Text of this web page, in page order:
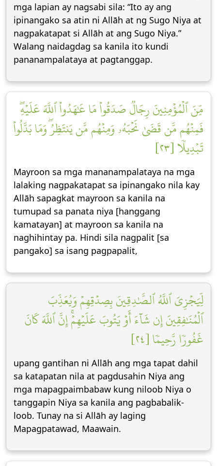
mga lapian ay nagsabi sila: “Ito ay ang
ipinangako sa atin ni Allāh at ng Sugo Niya at
nagpakatapat si Allāh at ang Sugo Niya.”
Walang naidagdag sa kanila ito kundi
pananampalataya at pagtanggap.
مِّنَ ٱلۡمُؤۡمِنِينَ رِجَالٞ صَدَقُواْ مَا عَٰهَدُواْ ٱللَّهَ عَلَيۡهِۖ
فَمِنۡهُم مَّن قَضَىٰ نَحۡبَهُۥ وَمِنۡهُم مَّن يَنتَظِرُۖ وَمَا بَدَّلُواْ
تَبۡدِيلٗا [٢٣]
Mayroon sa mga mananampalataya na mga
lalaking nagpakatapat sa ipinangako nila kay
Allāh sapagkat mayroon sa kanila na
tumupad sa panata niya [hanggang
kamatayan] at mayroon sa kanila na
naghihintay pa. Hindi sila nagpalit [sa
pangako] sa isang pagpapalit,
لِّيَجۡزِيَ ٱللَّهُ ٱلصَّٰدِقِينَ بِصِدۡقِهِمۡ وَيُعَذِّبَ
ٱلۡمُنَٰفِقِينَ إِن شَآءَ أَوۡ يَتُوبَ عَلَيۡهِمۡۚ إِنَّ ٱللَّهَ كَانَ
غَفُورٗا رَّحِيمٗا [٢٤]
upang gantihan ni Allāh ang mga tapat dahil
sa katapatan nila at pagdusahin Niya ang
mga mapagpaimbabaw kung niloob Niya o
tanggapin Niya sa kanila ang pagbabalik-
loob. Tunay na si Allāh ay laging
Mapagpatawad, Maawain.